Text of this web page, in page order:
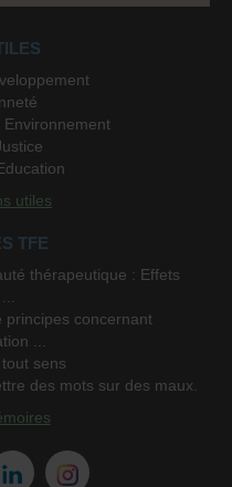
utiles
TFE
thérapeutique : Effets
principes concernant
...
sens
des mots sur des maux.